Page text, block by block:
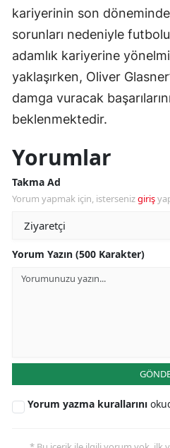
kariyerinin son döneminde
sorunları nedeniyle
adamlık kariyerine
yaklaşırken, Oliver
damga vuracak
beklenmektedir.
Yorumlar
Takma Ad
Yorum yapmak için, istersenizgiriş
Yorum Yazın (500 Karakter)
Yorum yazma kurallarını